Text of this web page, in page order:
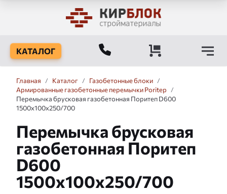
КАТАЛОГ
Главная / Каталог / Газобетонные блоки /
Армированные газобетонные перемычки Poritep
/
Перемычка брусковая газобетонная Поритеп D600
1500x100x250/700
Перемычка брусковая
газобетонная Поритеп
D600
1500x100x250/700